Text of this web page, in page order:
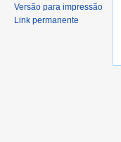
Versão para impressão
Link permanente